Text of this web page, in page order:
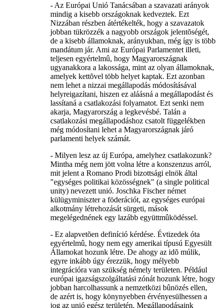
- Az Európai Unió Tanácsában a szavazati arányok
mindig a kisebb országoknak kedveztek. Ezt
Nizzában részben átértékelték, hogy a szavazatok
jobban tükrözzék a nagyobb országok jelentõségét,
de a kisebb államoknak, arányukban, még így is több
mandátum jár. Ami az Európai Parlamentet illeti,
teljesen egyértelmû, hogy Magyarországnak
ugyanakkora a lakossága, mint az olyan államoknak,
amelyek kettõvel több helyet kaptak. Ezt azonban
nem lehet a nizzai megállapodás módosításával
helyreigazítani, hiszen ez aláásná a megállapodást és
lassítaná a csatlakozási folyamatot. Ezt senki nem
akarja, Magyarország a legkevésbé. Talán a
csatlakozási megállapodáshoz csatolt függelékben
még módosítani lehet a Magyarországnak járó
parlamenti helyek számát.
- Milyen lesz az új Európa, amelyhez csatlakozunk?
Mintha még nem jött volna létre a konszenzus arról,
mit jelent a Romano Prodi bizottsági elnök által
"egységes politikai közösségnek" (a single political
unity) nevezett unió. Joschka Fischer német
külügyminiszter a föderációt, az egységes európai
alkotmány létrehozását sürgeti, mások
megelégednének egy lazább együttmûködéssel.
- Ez alapvetõen definíció kérdése. Évtizedek óta
egyértelmû, hogy nem egy amerikai típusú Egyesült
Államokat hozunk létre. De ahogy az idõ múlik,
egyre inkább úgy érezzük, hogy mélyebb
integrációra van szükség némely területen. Például
európai igazságszolgáltatási zónát hozunk létre, hogy
jobban harcolhassunk a nemzetközi bûnözés ellen,
de azért is, hogy könynyebben érvényesülhessen a
jog az unió egész területén. Megállapodásaink